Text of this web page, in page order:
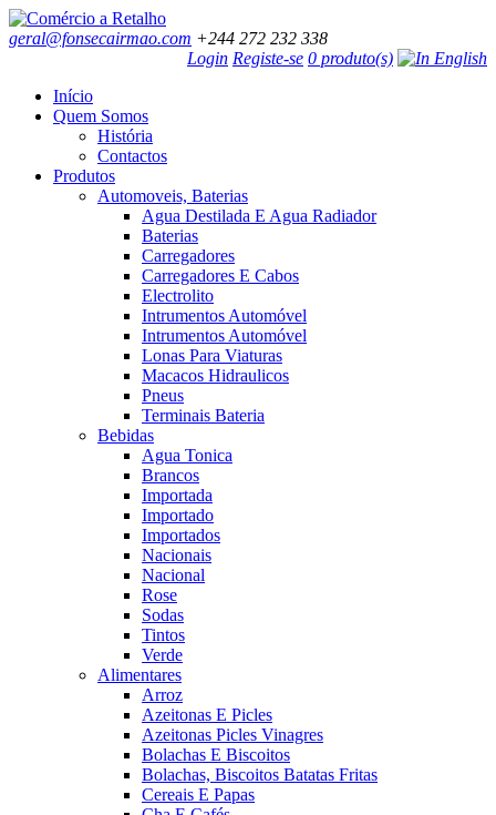
geral@fonsecairmao.com +244 272 232 338
Login Registe-se 0 produto(s)
Início
Quem Somos
História
Contactos
Produtos
Automoveis, Baterias
Agua Destilada E Agua Radiador
Baterias
Carregadores
Carregadores E Cabos
Electrolito
Intrumentos Automóvel
Intrumentos Automóvel
Lonas Para Viaturas
Macacos Hidraulicos
Pneus
Terminais Bateria
Bebidas
Agua Tonica
Brancos
Importada
Importado
Importados
Nacionais
Nacional
Rose
Sodas
Tintos
Verde
Alimentares
Arroz
Azeitonas E Picles
Azeitonas Picles Vinagres
Bolachas E Biscoitos
Bolachas, Biscoitos Batatas Fritas
Cereais E Papas